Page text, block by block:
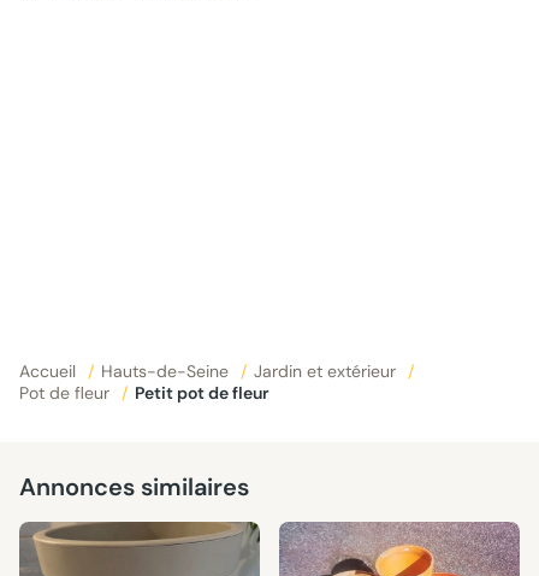
Accueil / Hauts-de-Seine / Jardin et extérieur
/
Pot de fleur
/ Petit pot de fleur
Annonces similaires